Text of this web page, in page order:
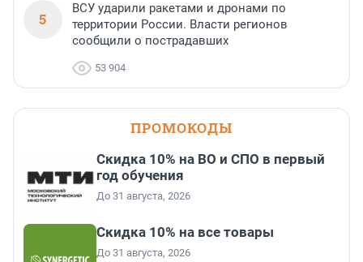
5
ВСУ ударили ракетами и дронами по
территории России. Власти регионов
сообщили о пострадавших
53 904
ПРОМОКОДЫ
Скидка 10% на ВО и СПО в первый
год обучения
До 31 августа, 2026
Скидка 10% на все товары
До 31 августа, 2026